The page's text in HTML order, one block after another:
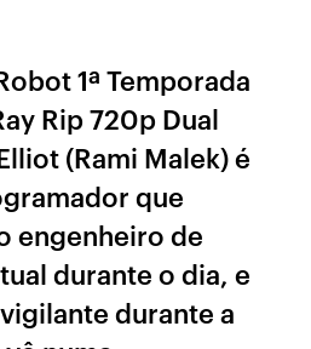
1ª Temporada
Rip 720p Dual
(Rami Malek) é
que
engenheiro de
durante o dia, e
durante a